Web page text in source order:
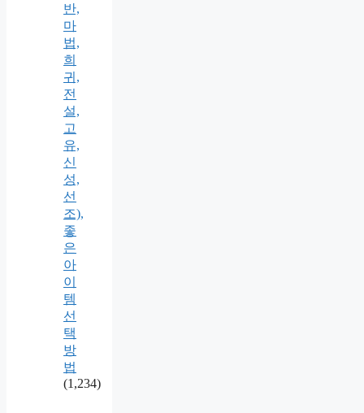
반,
마
법,
희
귀,
전
설,
고
유,
신
성,
선
조),
좋
은
아
이
템
선
택
방
법
(1,234)